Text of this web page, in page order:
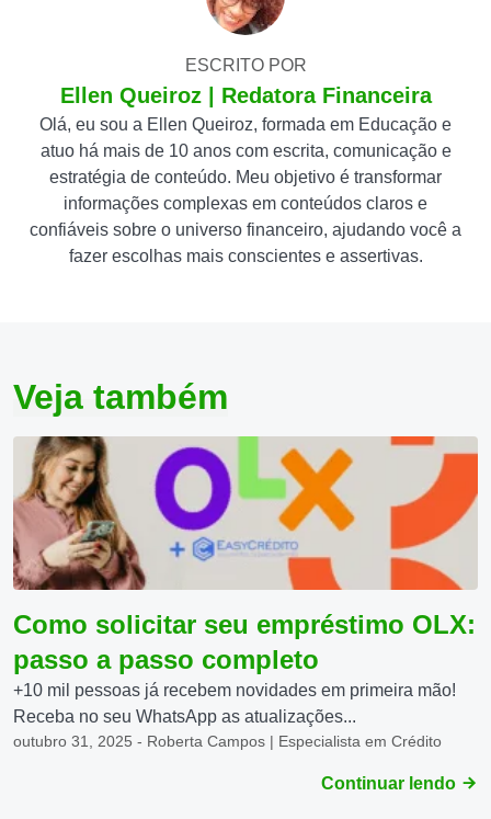
ESCRITO POR
Ellen Queiroz | Redatora Financeira
Olá, eu sou a Ellen Queiroz, formada em Educação e
atuo há mais de 10 anos com escrita, comunicação e
estratégia de conteúdo. Meu objetivo é transformar
informações complexas em conteúdos claros e
confiáveis sobre o universo financeiro, ajudando você a
fazer escolhas mais conscientes e assertivas.
Veja também
Como solicitar seu empréstimo OLX:
passo a passo completo
+10 mil pessoas já recebem novidades em primeira mão!
Receba no seu WhatsApp as atualizações...
outubro 31, 2025 - Roberta Campos | Especialista em Crédito
Continuar lendo